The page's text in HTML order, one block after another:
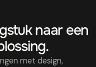
naar een
met design,